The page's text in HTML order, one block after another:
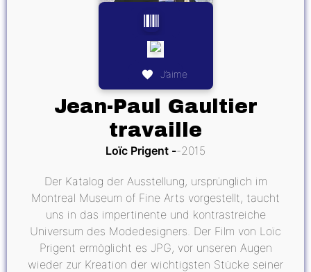
J’aime
Jean-Paul Gaultier
travaille
Loïc Prigent 2015
Der Katalog der Ausstellung, ursprünglich im
Montreal Museum of Fine Arts vorgestellt, taucht
uns in das impertinente und kontrastreiche
Universum des Modedesigners. Der Film von Loïc
Prigent ermöglicht es JPG, vor unseren Augen
wieder zur Kreation der wichtigsten Stücke seiner